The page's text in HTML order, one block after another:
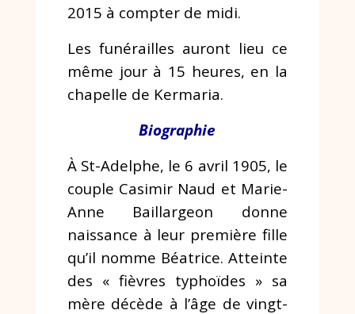
2015 à compter de midi.
Les funérailles auront lieu ce
même jour à 15 heures, en la
chapelle de Kermaria.
Biographie
À St-Adelphe, le 6 avril 1905, le
couple Casimir Naud et Marie-
Anne Baillargeon donne
naissance à leur première fille
qu’il nomme Béatrice. Atteinte
des « fièvres typhoïdes » sa
mère décède à l’âge de vingt-